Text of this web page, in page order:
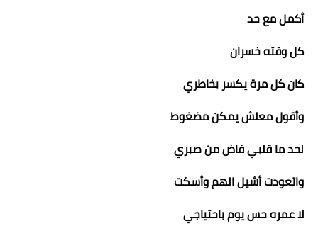
أكمل مع حد
كل وقته خسران
كان كل مرة يكسر بخاطري
وأقول معلش يمكن مضغوط
لحد ما قلبي فاض من صبري
واتعودت أشيل الهم وأسكت
لا عمره حس يوم باحتياجي